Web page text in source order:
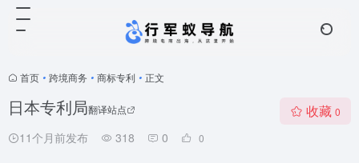
首页 • 跨境商务 • 商标专利 • 正文
日本专利局翻译站点
11个月前发布 318 0 0
收藏 0